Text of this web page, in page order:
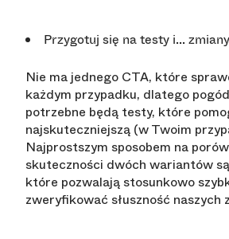
Przygotuj się na testy i... zmiany
Nie ma jednego CTA, które
każdym przypadku, dlatego
potrzebne będą testy, które
najskuteczniejszą (w Twoim
Najprostszym sposobem na
skuteczności dwóch wariantów są
które pozwalają stosunkowo
zweryfikować słuszność naszych